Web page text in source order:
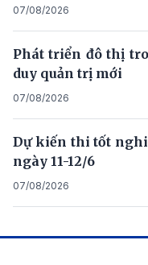
07/08/2026
Phát triển đô thị
duy quản trị mới
07/08/2026
Dự kiến thi tốt
ngày 11-12/6
07/08/2026